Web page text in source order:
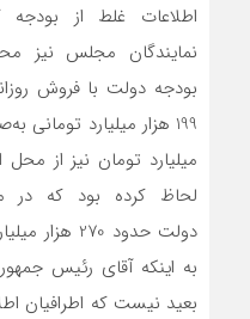
اطلاعات غلط از
نمایندگان مجلس نیز
میلیارد تومان نیز از
لحاظ کرده بود که در
دولت حدود
به اینکه آقای رئیس
بعید نیست که اطرافیان